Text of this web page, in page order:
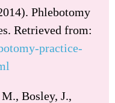
Phlebotomy
Retrieved from:
practice-
Bosley, J.,